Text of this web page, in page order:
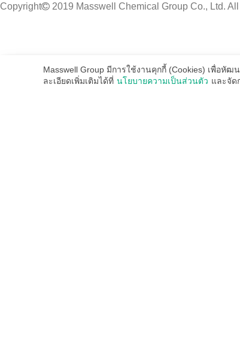
Copyright 2019 Masswell Chemical Group Co., Ltd.
Masswell Group มีการใช้งานคุกกี้ (Cookies) เพื่อหั
ละเอียดเพิ่มเติมได้ที่ นโยบายความเป็นส่วนตัว และจัด